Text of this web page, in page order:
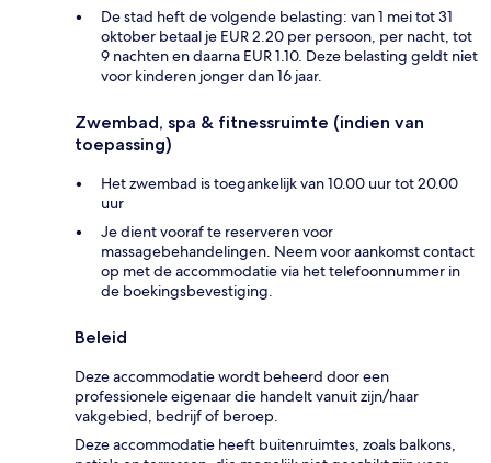
De stad heft de volgende belasting: van 1 mei tot 31
oktober betaal je EUR 2.20 per persoon, per nacht, tot
9 nachten en daarna EUR 1.10. Deze belasting geldt niet
voor kinderen jonger dan 16 jaar.
Zwembad, spa & fitnessruimte (indien van
toepassing)
Het zwembad is toegankelijk van 10.00 uur tot 20.00
uur
Je dient vooraf te reserveren voor
massagebehandelingen. Neem voor aankomst contact
op met de accommodatie via het telefoonnummer in
de boekingsbevestiging.
Beleid
Deze accommodatie wordt beheerd door een
professionele eigenaar die handelt vanuit zijn/haar
vakgebied, bedrijf of beroep.
Deze accommodatie heeft buitenruimtes, zoals balkons,